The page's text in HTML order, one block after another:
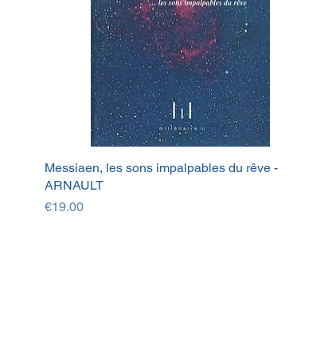
Messiaen, les sons impalpables du rêve -
ARNAULT
Price
€19.00